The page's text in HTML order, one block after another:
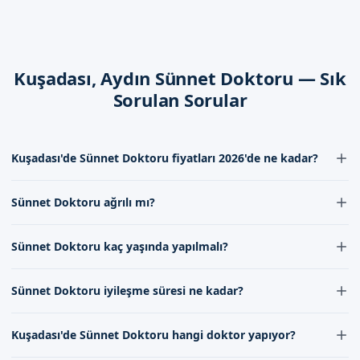
Sünnet operasyonu之后, çocukların ilk 48 saat içerisinde,
belirli bir bakım uygulanmalıdır. Bu bakım, çocukların sağlığı
İyileşme Süreci
güvenliği için çok önemlidir. Bu süreçte, çocukların belirli bir
Sünnet operasyonu之后, çocukların sağlığı ve güvenliği için,
Aydın Kuşadası'de Sizi Bekliyoruz
Kuşadası, Aydın Sünnet Doktoru — Sık
Sorulan Sorular
Kuşadası'de Sünnet Doktoru fiyatları 2026'de ne kadar?
uzmanlığa göre değişebilir, ancak ortalama olarak 2.000 ile 5.000
aracılığıyla bizimle iletişime geçebilirsiniz.
Sünnet Doktoru ağrılı mı?
ve konforlu bir şekilde gerçekleştirilir. İşlem esnasında ve
Sünnet Doktoru kaç yaşında yapılmalı?
çocuklarda yapılmaktadır. Ancak bu yaş aralığı doktorumuzun
Sünnet Doktoru iyileşme süresi ne kadar?
sürer. Bu süre zarfında doktorumuzun önerilerine uymak iyileşme
Kuşadası'de Sünnet Doktoru hangi doktor yapıyor?